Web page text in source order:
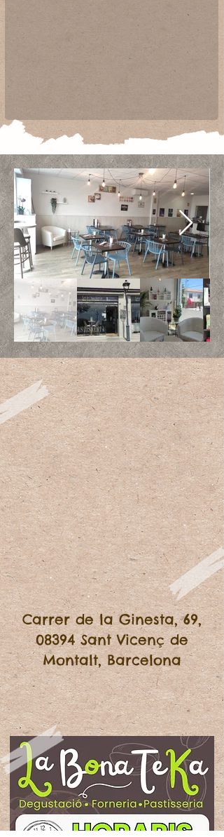
Carrer de la Ginesta, 69,
08394 Sant Vicenç de
Montalt, Barcelona